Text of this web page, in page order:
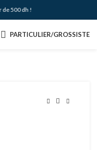
500 dh !
PARTICULIER/GROSSISTE